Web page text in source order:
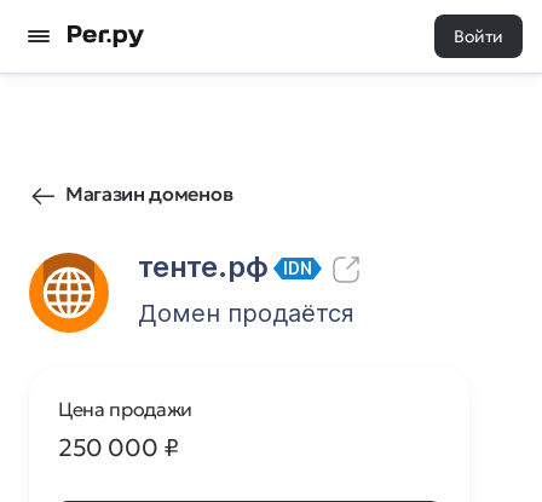
Войти
Магазин доменов
тенте.рф IDN
14 0
Домен продаётся
Цена продажи
250 000 ₽